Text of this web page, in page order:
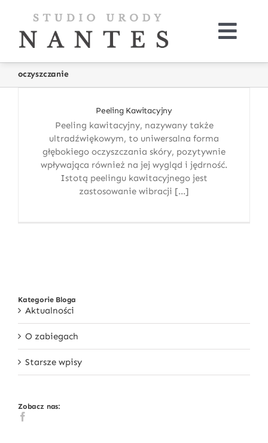
content
Kup online
O zabiegach
oczyszczanie
Peeling Kawitacyjny
Peeling kawitacyjny, nazywany także
ultradźwiękowym, to uniwersalna forma
głębokiego oczyszczania skóry, pozytywnie
wpływająca również na jej wygląd i jędrność.
Istotą peelingu kawitacyjnego jest
zastosowanie wibracji [...]
Kategorie Bloga
Aktualności
O zabiegach
Starsze wpisy
Zobacz nas: